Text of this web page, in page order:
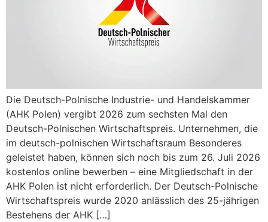
Die Deutsch-Polnische Industrie- und Handelskammer
(AHK Polen) vergibt 2026 zum sechsten Mal den
Deutsch-Polnischen Wirtschaftspreis. Unternehmen, die
im deutsch-polnischen Wirtschaftsraum Besonderes
geleistet haben, können sich noch bis zum 26. Juli 2026
kostenlos online bewerben – eine Mitgliedschaft in der
AHK Polen ist nicht erforderlich. Der Deutsch-Polnische
Wirtschaftspreis wurde 2020 anlässlich des 25-jährigen
Bestehens der AHK […]